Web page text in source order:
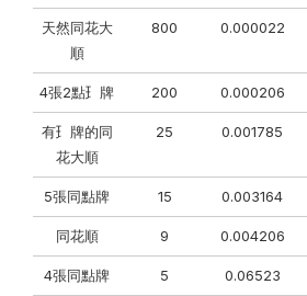
天然同花⼤
順
800 0.000022
4張2點⺩牌 200 0.000206
有⺩牌的同
花⼤順
25 0.001785
5張同點牌 15 0.003164
同花順 9 0.004206
4張同點牌 5 0.06523